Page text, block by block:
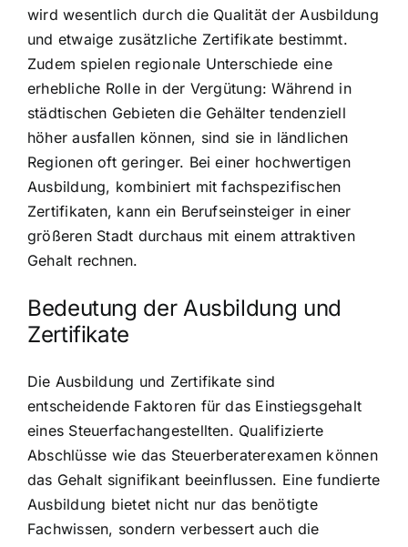
wird wesentlich durch die Qualität der Ausbildung
und etwaige zusätzliche Zertifikate bestimmt.
Zudem spielen regionale Unterschiede eine
erhebliche Rolle in der Vergütung: Während in
städtischen Gebieten die Gehälter tendenziell
höher ausfallen können, sind sie in ländlichen
Regionen oft geringer. Bei einer hochwertigen
Ausbildung, kombiniert mit fachspezifischen
Zertifikaten, kann ein Berufseinsteiger in einer
größeren Stadt durchaus mit einem attraktiven
Gehalt rechnen.
Bedeutung der Ausbildung und
Zertifikate
Die Ausbildung und Zertifikate sind
entscheidende Faktoren für das Einstiegsgehalt
eines Steuerfachangestellten. Qualifizierte
Abschlüsse wie das Steuerberaterexamen können
das Gehalt signifikant beeinflussen. Eine fundierte
Ausbildung bietet nicht nur das benötigte
Fachwissen, sondern verbessert auch die